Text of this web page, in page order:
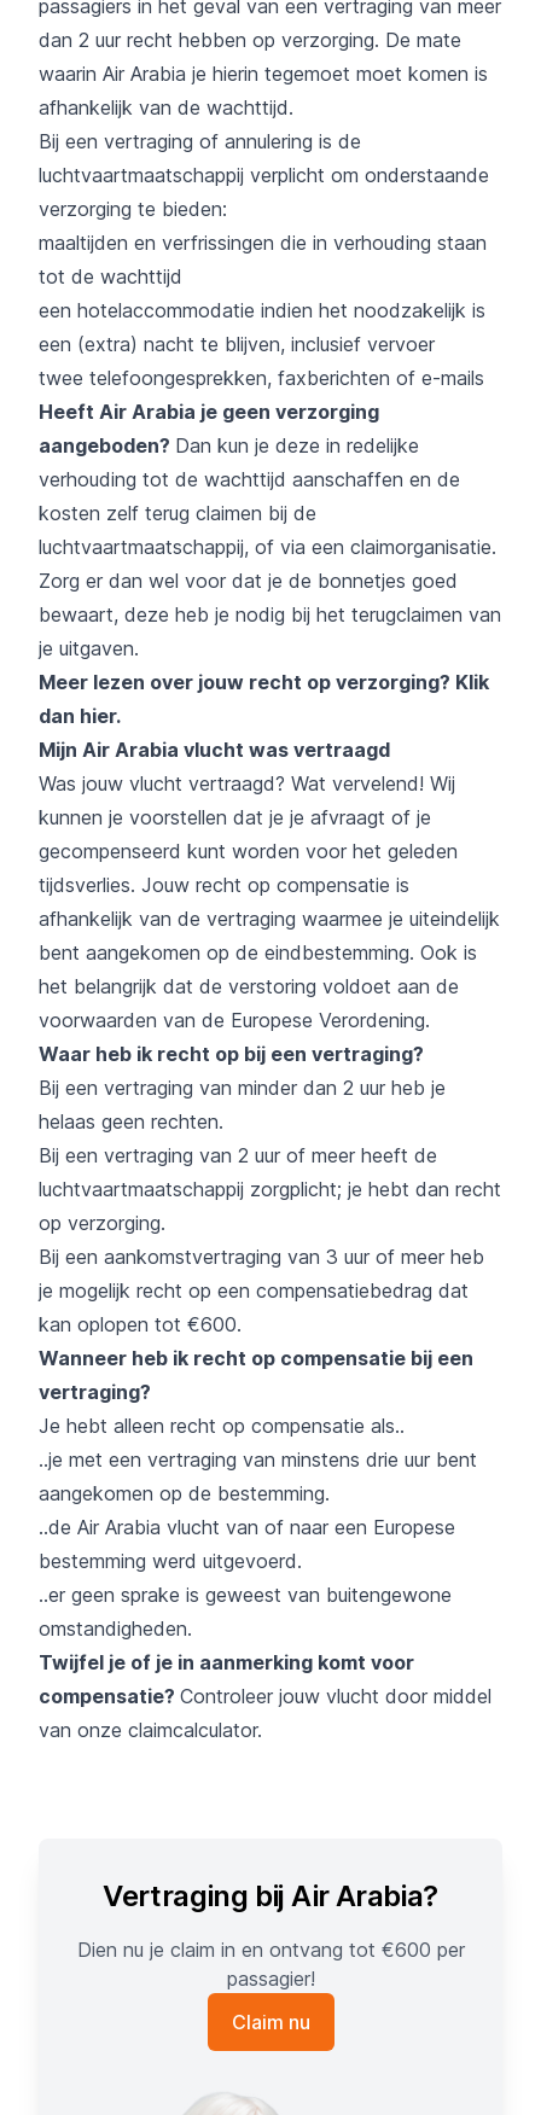
passagiers in het geval van een vertraging van meer
dan 2 uur recht hebben op verzorging. De mate
waarin Air Arabia je hierin tegemoet moet komen is
afhankelijk van de wachttijd.
Bij een vertraging of annulering is de
luchtvaartmaatschappij verplicht om onderstaande
verzorging te bieden:
maaltijden en verfrissingen die in verhouding staan
tot de wachttijd
een hotelaccommodatie indien het noodzakelijk is
een (extra) nacht te blijven, inclusief vervoer
twee telefoongesprekken, faxberichten of e-mails
Heeft Air Arabia je geen verzorging
aangeboden? Dan kun je deze in redelijke
verhouding tot de wachttijd aanschaffen en de
kosten zelf terug claimen bij de
luchtvaartmaatschappij, of via een claimorganisatie.
Zorg er dan wel voor dat je de bonnetjes goed
bewaart, deze heb je nodig bij het terugclaimen van
je uitgaven.
Meer lezen over jouw recht op verzorging? Klik
dan hier.
Mijn Air Arabia vlucht was vertraagd
Was jouw vlucht vertraagd? Wat vervelend! Wij
kunnen je voorstellen dat je je afvraagt of je
gecompenseerd kunt worden voor het geleden
tijdsverlies. Jouw recht op compensatie is
afhankelijk van de vertraging waarmee je uiteindelijk
bent aangekomen op de eindbestemming. Ook is
het belangrijk dat de verstoring voldoet aan de
voorwaarden van de Europese Verordening.
Waar heb ik recht op bij een vertraging?
Bij een vertraging van minder dan 2 uur heb je
helaas geen rechten.
Bij een vertraging van 2 uur of meer heeft de
luchtvaartmaatschappij zorgplicht; je hebt dan recht
op verzorging.
Bij een aankomstvertraging van 3 uur of meer heb
je mogelijk recht op een compensatiebedrag dat
kan oplopen tot €600.
Wanneer heb ik recht op compensatie bij een
vertraging?
Je hebt alleen recht op compensatie als..
..je met een vertraging van minstens drie uur bent
aangekomen op de bestemming.
..de Air Arabia vlucht van of naar een Europese
bestemming werd uitgevoerd.
..er geen sprake is geweest van buitengewone
omstandigheden.
Twijfel je of je in aanmerking komt voor
compensatie? Controleer jouw vlucht door middel
van onze claimcalculator.
Vertraging bij Air Arabia?
Dien nu je claim in en ontvang tot €600 per
passagier!
Claim nu